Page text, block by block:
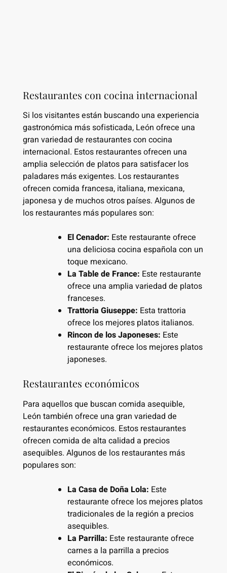
Restaurantes con cocina internacional
Si los visitantes están buscando una experiencia
gastronómica más sofisticada, León ofrece una
gran variedad de restaurantes con cocina
internacional. Estos restaurantes ofrecen una
amplia selección de platos para satisfacer los
paladares más exigentes. Los restaurantes
ofrecen comida francesa, italiana, mexicana,
japonesa y de muchos otros países. Algunos de
los restaurantes más populares son:
El Cenador: Este restaurante ofrece
una deliciosa cocina española con un
toque mexicano.
La Table de France: Este restaurante
ofrece una amplia variedad de platos
franceses.
Trattoria Giuseppe: Esta trattoria
ofrece los mejores platos italianos.
Rincon de los Japoneses: Este
restaurante ofrece los mejores platos
japoneses.
Restaurantes económicos
Para aquellos que buscan comida asequible,
León también ofrece una gran variedad de
restaurantes económicos. Estos restaurantes
ofrecen comida de alta calidad a precios
asequibles. Algunos de los restaurantes más
populares son:
La Casa de Doña Lola: Este
restaurante ofrece los mejores platos
tradicionales de la región a precios
asequibles.
La Parrilla: Este restaurante ofrece
carnes a la parrilla a precios
económicos.